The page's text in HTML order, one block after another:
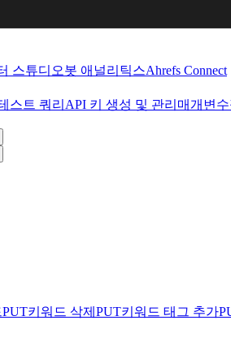
스튜디오봇 애널리틱스Ahrefs Connect
스트 쿼리 API 키 생성 및 관리 매개변수
PUT키워드 삭제 PUT키워드 태그 추가